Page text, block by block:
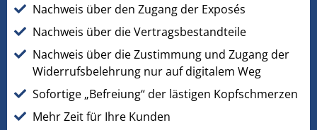
Nachweis über den Zugang der Exposés
Nachweis über die Vertragsbestandteile
Nachweis über die Zustimmung und Zugang der
Widerrufsbelehrung nur auf digitalem Weg
Sofortige „Befreiung“ der lästigen Kopfschmerzen
Mehr Zeit für Ihre Kunden